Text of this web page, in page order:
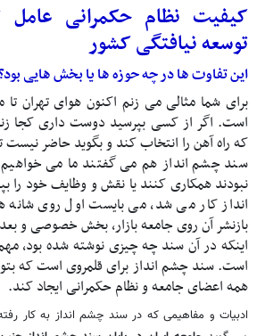
کیفیت نظام حکمرانی عامل
توسعه نیافتگی کشور
این تفاوت ها در چه حوزه ها یا بخش هایی
برای شما مثالی می زنم اکنون هوای تهران تا
است. اگر از کسی بپرسید دوست داری کجا
که راه آهن را انتخاب کند و بگوید حاضر
سند چشم انداز هم می گفتند ما می
نبودند همکاری کنند یا نقش و وظایف خود را
انداز کار می شد، می بایست اول روی شانه
بازنشر آن روی جامعه بازار، بخش خصوصی و
اینکه در آن سند چه چیزی نوشته شده بود،
است. سند چشم انداز برای قلمروی است که
همه اعضای جامعه و نظام حکمرانی ایجاد کند.
ادبیات و مفاهیمی که در سند چشم انداز به کار